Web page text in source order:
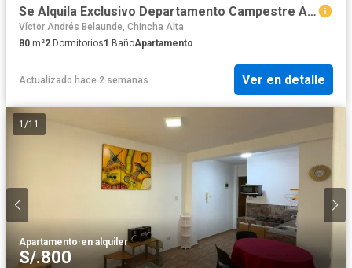
Se Alquila Exclusivo Departamento Campestre Amoblado Con Piscina
Víctor Andrés Belaunde, Chincha Alta
80 m²2 Dormitorios1 BañoApartamento
Actualizado hace 2 semanas Ver en detalle
1 /11
Apartamento·en alquiler
S/.800